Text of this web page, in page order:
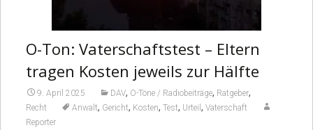
O-Ton: Vaterschaftstest – Eltern
tragen Kosten jeweils zur Hälfte
9. April 2025 DAV, O-Töne / Radiobeiträge, Ratgeber,
Recht Anwalt, Gericht, Kosten, Test, Urteil , Vaterschaft
Reporter